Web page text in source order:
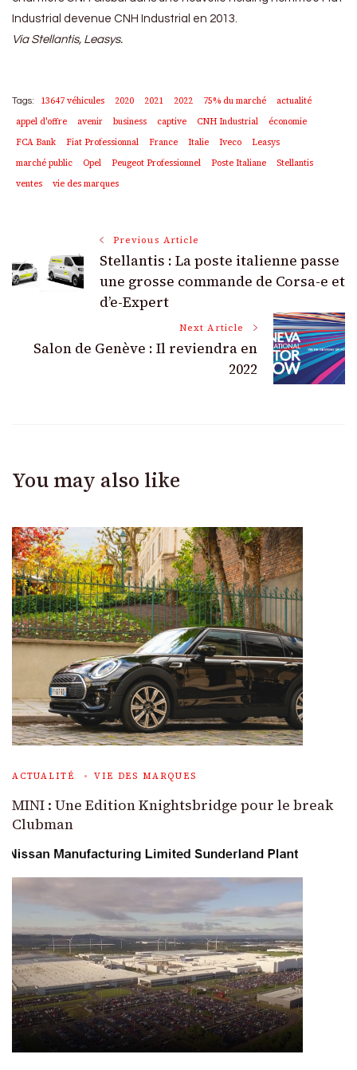
Industrial devenue CNH Industrial en 2013.
Via Stellantis, Leasys.
Tags: 13647 véhicules 2020 2021 2022 75% du marché
actualité
appel d'offre
avenir business captive CNH Industrial
économie
FCA Bank
Fiat Professionnal France Italie Iveco
Leasys
marché public
Opel Peugeot Professionnel Poste Italiane
Stellantis
ventes
vie des marques
Post
Navigation
Previous Article
Stellantis : La poste italienne passe
une grosse commande de Corsa-e et
d’e-Expert
Next Article
Salon de Genève : Il reviendra en
2022
You may also like
ACTUALITÉ VIE DES MARQUES
MINI : Une Edition Knightsbridge pour le break
Clubman